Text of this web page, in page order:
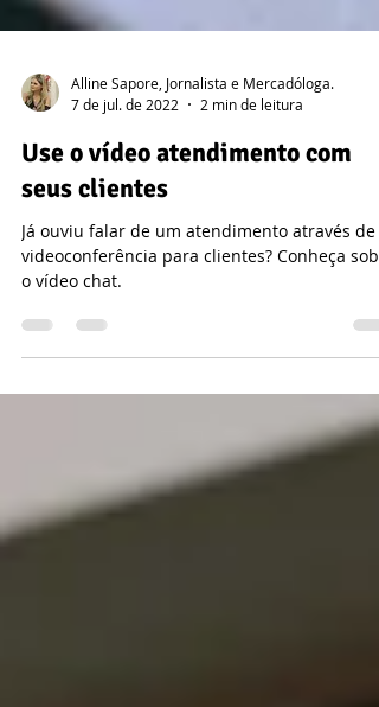
7 de jul. de 2022
2 min de leitura
Use o vídeo atendimento com
seus clientes
Já ouviu falar de um atendimento através de
o vídeo chat.